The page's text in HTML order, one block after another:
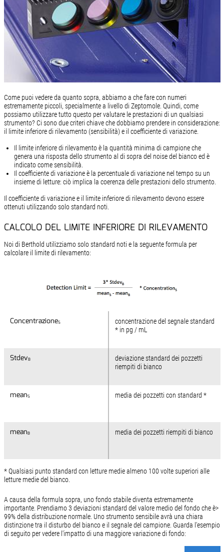
Come puoi vedere da quanto sopra, abbiamo a che fare con numeri
estremamente piccoli, specialmente a livello di Zeptomole. Quindi, come
possiamo utilizzare tutto questo per valutare le prestazioni di un qualsiasi
strumento? Ci sono due criteri chiave che dobbiamo prendere in considerazione:
il limite inferiore di rilevamento (sensibilità) e il coefficiente di variazione.
Il limite inferiore di rilevamento è la quantità minima di campione che
genera una risposta dello strumento al di sopra del noise del bianco ed è
indicato come sensibilità.
Il coefficiente di variazione è la percentuale di variazione nel tempo su un
insieme di letture: ciò implica la coerenza delle prestazioni dello strumento.
Il coefficiente di variazione e il limite inferiore di rilevamento devono essere
ottenuti utilizzando solo standard noti.
CALCOLO DEL LIMITE INFERIORE DI RILEVAMENTO
Noi di Berthold utilizziamo solo standard noti e la seguente formula per
calcolare il limite di rilevamento:
ConcentrazioneS
StdevB
meanS
meanB
ConcentrazioneS
concentrazione del segnale standard
* in pg / mL
StdevB
deviazione standard dei pozzetti
riempiti di bianco
meanS media dei pozzetti con standard *
meanB media dei pozzetti riempiti di bianco
* Qualsiasi punto standard con letture medie almeno 100 volte superiori alle
letture medie del bianco.
A causa della formula sopra, uno fondo stabile diventa estremamente
importante. Prendiamo 3 deviazioni standard del valore medio del fondo che è>
99% della distribuzione normale. Uno strumento sensibile avrà una chiara
distinzione tra il disturbo del bianco e il segnale del campione. Guarda l'esempio
di seguito per vedere l'impatto di una maggiore variazione di fondo: